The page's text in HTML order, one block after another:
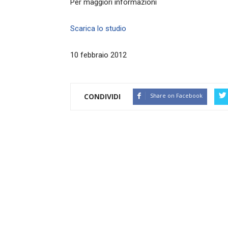
Per maggiori informazioni
Scarica lo studio
10 febbraio 2012
CONDIVIDI Share on Facebook